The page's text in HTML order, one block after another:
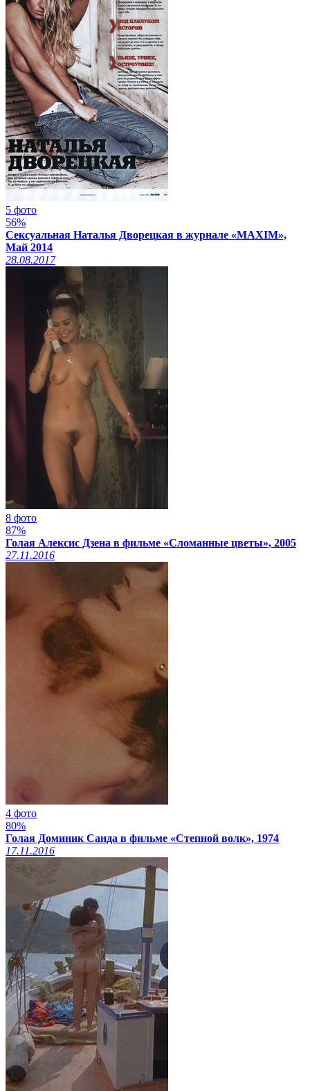
5 фото
56%
Сексуальная Наталья Дворецкая в журнале «MAXIM»,
Май 2014
28.08.2017
8 фото
87%
Голая Алексис Дзена в фильме «Сломанные цветы», 2005
27.11.2016
4 фото
80%
Голая Доминик Санда в фильме «Степной волк», 1974
17.11.2016